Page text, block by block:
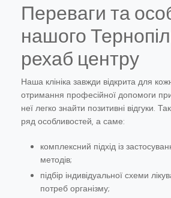
Переваги та
нашого
рехаб центру
Наша клініка завжди відкрита для
отримання професійної допомоги
неї легко знайти позитивні відгуки.
ряд особливостей, а саме:
комплексний підхід із
методів;
підбір індивідуальної схеми
потреб організму;